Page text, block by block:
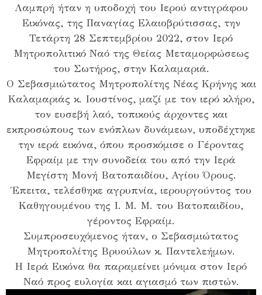
Λαμπρή ήταν η υποδοχή του Ιερού αντιγράφου
Εικόνας, της Παναγίας Ελαιοβρύτισσας, την
Τετάρτη 28 Σεπτεμβρίου 2022, στον Ιερό
Μητροπολιτικό Ναό της Θείας Μεταμορφώσεως
του Σωτήρος, στην Καλαμαριά.
Ο Σεβασμιώτατος Μητροπολίτης Νέας Κρήνης και
Καλαμαριάς κ. Ιουστίνος, μαζί με τον ιερό κλήρο,
τον ευσεβή λαό, τοπικούς άρχοντες και
εκπροσώπους των ενόπλων δυνάμεων, υποδέχτηκε
την ιερά εικόνα, όπου προσκόμισε ο Γέροντας
Εφραίμ με την συνοδεία του από την Ιερά
Μεγίστη Μονή Βατοπαιδίου, Αγίου Όρους.
Έπειτα, τελέσθηκε αγρυπνία, ιερουργούντος του
Καθηγουμένου της Ι. Μ. Μ. του Βατοπαιδίου,
γέροντος Εφραίμ.
Συμπροσευχόμενος ήταν, ο Σεβασμιώτατος
Μητροπολίτης Βρυούλων κ. Παντελεήμων.
Η Ιερά Εικόνα θα παραμείνει μόνιμα στον Ιερό
Ναό προς ευλογία και αγιασμό των πιστών.